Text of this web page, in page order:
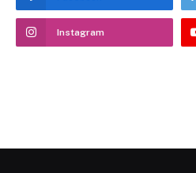
Instagram